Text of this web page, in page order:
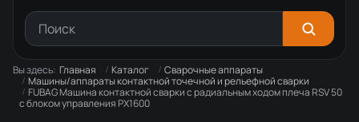
Вы здесь: Главная Каталог
Сварочные аппараты
Машины/аппараты контактной точечной и рельефной сварки
FUBAG Машина контактной сварки c радиальным ходом плеча RSV 50
с блоком управления PX1600